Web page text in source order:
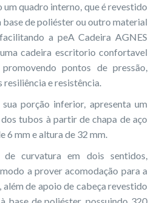
um quadro interno, que é revestido
de poliéster ou outro material
a peA Cadeira AGNES
cadeira escritorio confortavel
pontos de pressão,
resiliência e resistência.
porção inferior, apresenta um
tubos à partir de chapa de aço
6 mm e altura de 32 mm.
curvatura em dois sentidos,
a prover acomodação para a
de apoio de cabeça revestido